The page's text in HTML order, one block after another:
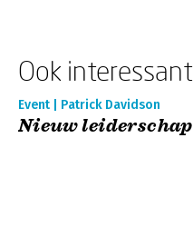
Ook interessant
Event | Patrick Davidson
Nieuw leiderschap